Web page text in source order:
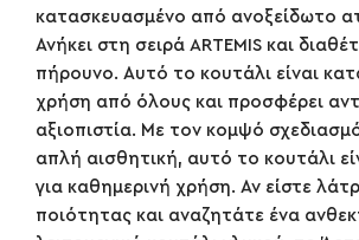
κατασκευασμένο από ανοξείδωτο
Ανήκει στη σειρά ARTEMIS και
πήρουνο. Αυτό το κουτάλι είναι
χρήση από όλους και προσφέρει
αξιοπιστία. Με τον κομψό
απλή αισθητική, αυτό το κουτάλι
για καθημερινή χρήση. Αν είστε
ποιότητας και αναζητάτε ένα